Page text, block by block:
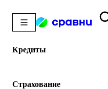
Кредиты
Страхование